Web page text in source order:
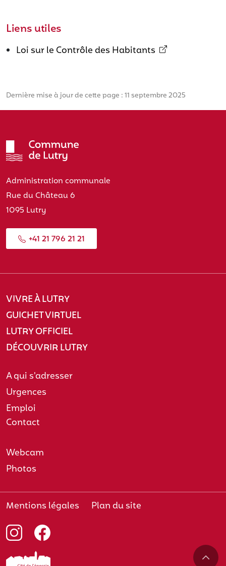
Liens utiles
Loi sur le Contrôle des Habitants
Dernière mise à jour de cette page : 11 septembre 2025
Administration communale
Rue du Château 6
1095 Lutry
+41 21 796 21 21
VIVRE À LUTRY
GUICHET VIRTUEL
LUTRY OFFICIEL
DÉCOUVRIR LUTRY
A qui s'adresser
Urgences
Emploi
Contact
Webcam
Photos
Mentions légales Plan du site